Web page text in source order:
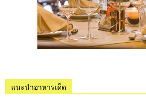
แนะนำอาหารเด็ด